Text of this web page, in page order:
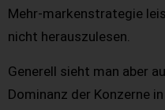
Mehr-markenstrategie
nicht herauszulesen.
Generell sieht man aber
Dominanz der Konzerne